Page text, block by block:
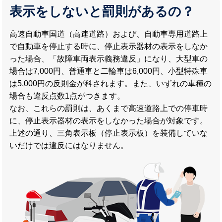
表示をしないと罰則があるの？
高速自動車国道（高速道路）および、自動車専用道路上
で自動車を停止する時に、停止表示器材の表示をしなか
った場合、「故障車両表示義務違反」になり、大型車の
場合は7,000円、普通車と二輪車は6,000円、小型特殊車
は5,000円の反則金が科されます。また、いずれの車種の
場合も違反点数1点がつきます。
なお、これらの罰則は、あくまで高速道路上での停車時
に、停止表示器材の表示をしなかった場合が対象です。
上述の通り、三角表示板（停止表示板）を装備していな
いだけでは違反にはなりません。